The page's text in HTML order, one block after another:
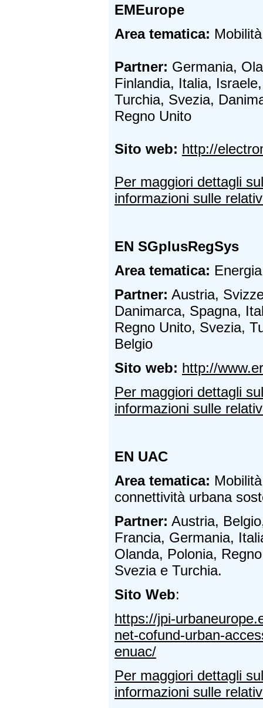
EMEurope
Area tematica:
Partner: Germania,
Finlandia, Italia,
Turchia, Svezia,
Regno Unito
Sito web: http://
Per maggiori dettagli
informazioni sulle
EN SGplusRegSys
Area tematica:
Partner: Austria,
Danimarca, Spagna,
Regno Unito, Svezia,
Belgio
Sito web: http://
Per maggiori dettagli
informazioni sulle
EN UAC
Area tematica:
connettività urbana
Partner: Austria,
Francia, Germania,
Olanda, Polonia,
Svezia e Turchia.
Sito Web:
https://jpi-
net-cofund-urban-
enuac/
Per maggiori dettagli
informazioni sulle